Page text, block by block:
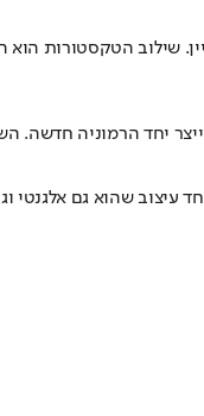
שילוב הטקסטורות הוא
יחד הרמוניה חדשה.
עיצוב שהוא גם אלגנטי